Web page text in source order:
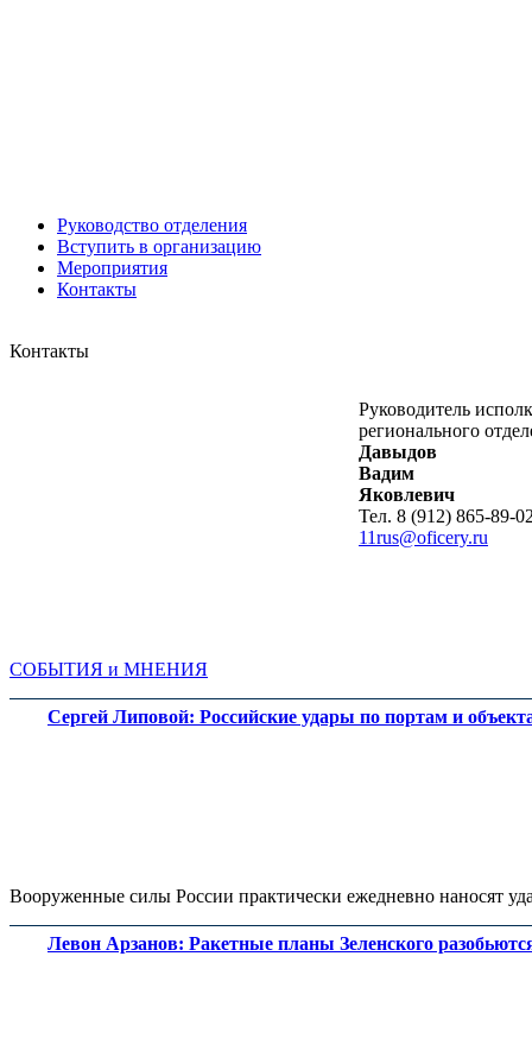
Руководство отделения
Вступить в организацию
Мероприятия
Контакты
Контакты
Руководитель
регионального
Давыдов
Вадим
Яковлевич
Тел. 8 (912) 865-89-
11rus@oficery.ru
СОБЫТИЯ и МНЕНИЯ
Сергей Липовой: Российские удары по портам и
Вооруженные силы России практически ежедневно наносят
Левон Арзанов: Ракетные планы Зеленского
Евгений ЧЕРДАКОВ
Александр Перенджиев
Виталий Павличенко
Алексей Чувашов
Азамат Чиназиров